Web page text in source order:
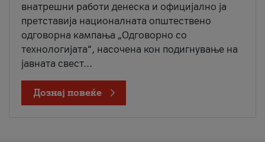
внатрешни работи денеска и официјално ја
претставија националната општествено
одговорна кампања „Одговорно со
технологијата“, насочена кон подигнување на
јавната свест...
Дознај повеќе